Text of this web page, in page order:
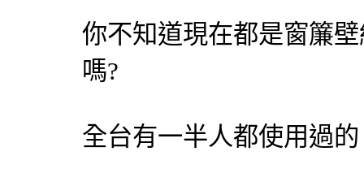
你不知道現在都是窗簾
嗎?
全台有一半人都使用過